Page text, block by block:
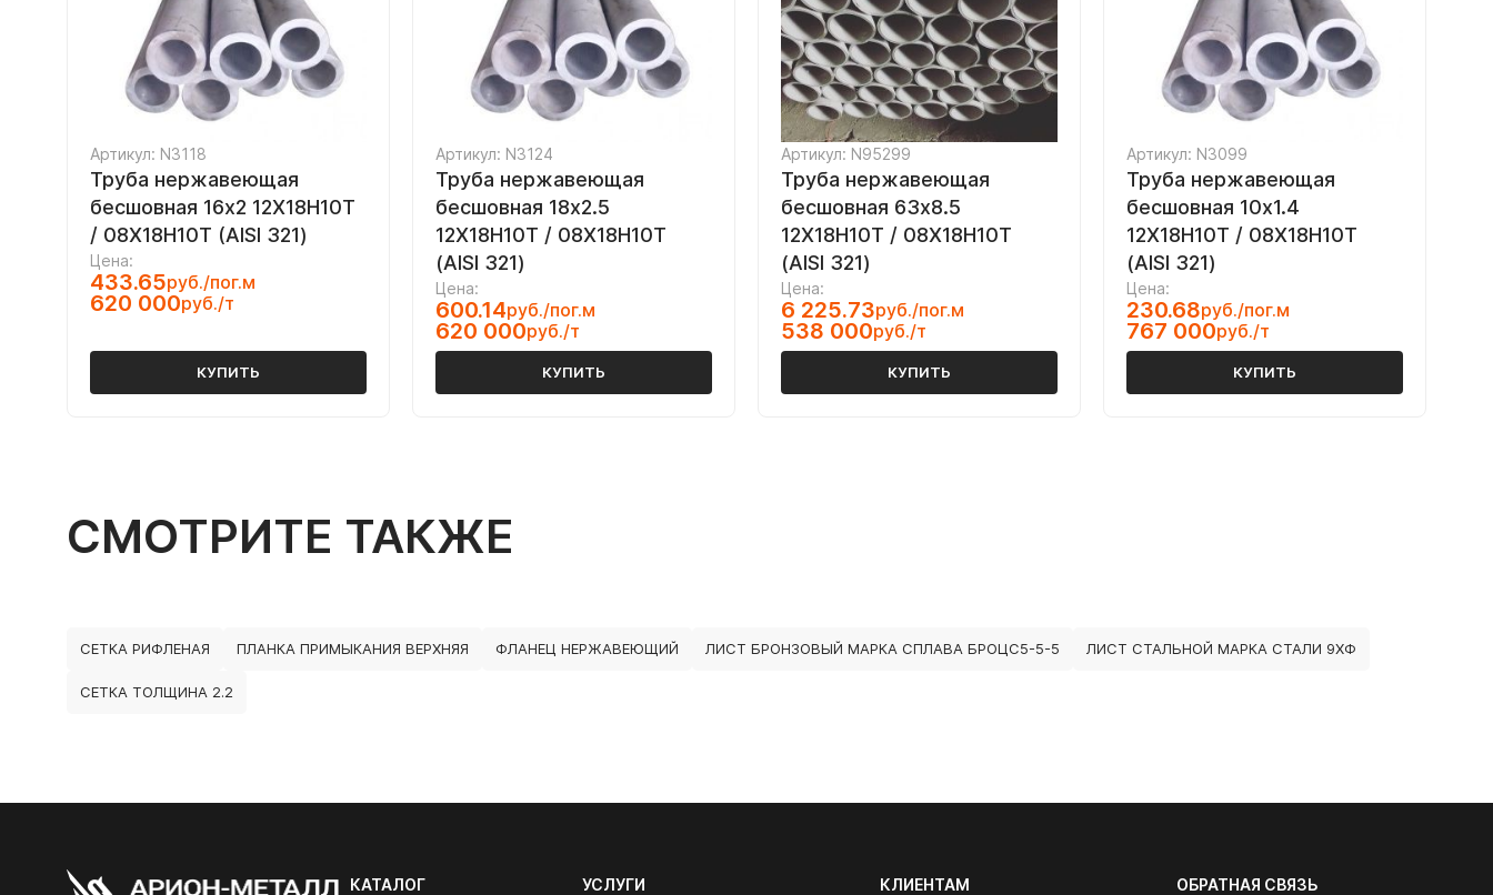
Артикул: N3118
Труба нержавеющая
бесшовная 16х2 12Х18Н10Т
/ 08Х18Н10Т (AISI 321)
Цена:
433.65руб./пог.м
620 000руб./т
КУПИТЬ
Артикул: N3124
Труба нержавеющая
бесшовная 18х2.5
12Х18Н10Т / 08Х18Н10Т
(AISI 321)
Цена:
600.14руб./пог.м
620 000руб./т
КУПИТЬ
Артикул: N95299
Труба нержавеющая
бесшовная 63х8.5
12Х18Н10Т / 08Х18Н10Т
(AISI 321)
Цена:
6 225.73руб./пог.м
538 000руб./т
КУПИТЬ
Артикул: N3099
Труба нержавеющая
бесшовная 10х1.4
12Х18Н10Т / 08Х18Н10Т
(AISI 321)
Цена:
230.68руб./пог.м
767 000руб./т
КУПИТЬ
СМОТРИТЕ ТАКЖЕ
СЕТКА РИФЛЕНАЯ ПЛАНКА ПРИМЫКАНИЯ ВЕРХНЯЯ ФЛАНЕЦ НЕРЖАВЕЮЩИЙ ЛИСТ БРОНЗОВЫЙ МАРКА СПЛАВА БРОЦС5-5-5 ЛИСТ СТАЛЬНОЙ МАРКА СТАЛИ 9ХФ
СЕТКА ТОЛЩИНА 2.2
КАТАЛОГ УСЛУГИ КЛИЕНТАМ ОБРАТНАЯ СВЯЗЬ